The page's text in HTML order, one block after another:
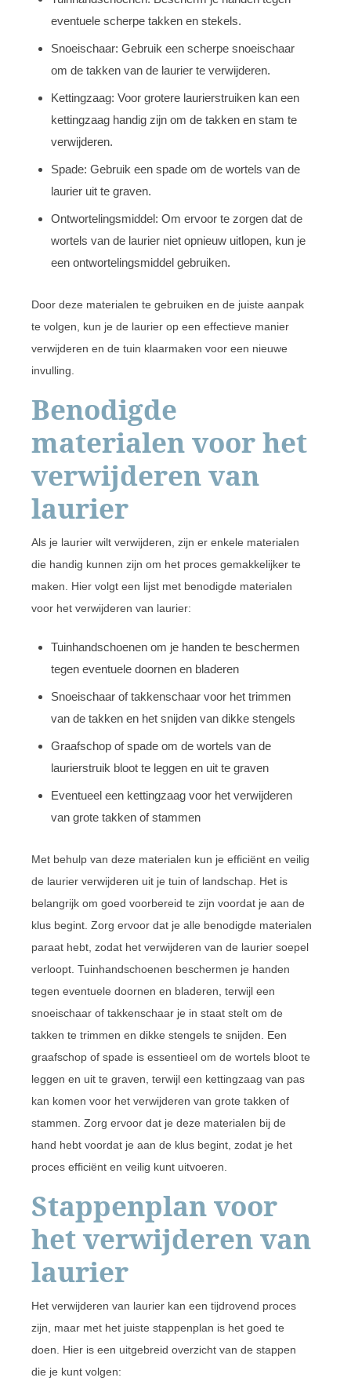
eventuele scherpe takken en stekels.
Snoeischaar: Gebruik een scherpe snoeischaar
om de takken van de laurier te verwijderen.
Kettingzaag: Voor grotere laurierstruiken kan een
kettingzaag handig zijn om de takken en stam te
verwijderen.
Spade: Gebruik een spade om de wortels van de
laurier uit te graven.
Ontwortelingsmiddel: Om ervoor te zorgen dat de
wortels van de laurier niet opnieuw uitlopen, kun je
een ontwortelingsmiddel gebruiken.
Door deze materialen te gebruiken en de juiste aanpak
te volgen, kun je de laurier op een effectieve manier
verwijderen en de tuin klaarmaken voor een nieuwe
invulling.
Benodigde
materialen voor het
verwijderen van
laurier
Als je laurier wilt verwijderen, zijn er enkele materialen
die handig kunnen zijn om het proces gemakkelijker te
maken. Hier volgt een lijst met benodigde materialen
voor het verwijderen van laurier:
Tuinhandschoenen om je handen te beschermen
tegen eventuele doornen en bladeren
Snoeischaar of takkenschaar voor het trimmen
van de takken en het snijden van dikke stengels
Graafschop of spade om de wortels van de
laurierstruik bloot te leggen en uit te graven
Eventueel een kettingzaag voor het verwijderen
van grote takken of stammen
Met behulp van deze materialen kun je efficiënt en veilig
de laurier verwijderen uit je tuin of landschap. Het is
belangrijk om goed voorbereid te zijn voordat je aan de
klus begint. Zorg ervoor dat je alle benodigde materialen
paraat hebt, zodat het verwijderen van de laurier soepel
verloopt. Tuinhandschoenen beschermen je handen
tegen eventuele doornen en bladeren, terwijl een
snoeischaar of takkenschaar je in staat stelt om de
takken te trimmen en dikke stengels te snijden. Een
graafschop of spade is essentieel om de wortels bloot te
leggen en uit te graven, terwijl een kettingzaag van pas
kan komen voor het verwijderen van grote takken of
stammen. Zorg ervoor dat je deze materialen bij de
hand hebt voordat je aan de klus begint, zodat je het
proces efficiënt en veilig kunt uitvoeren.
Stappenplan voor
het verwijderen van
laurier
Het verwijderen van laurier kan een tijdrovend proces
zijn, maar met het juiste stappenplan is het goed te
doen. Hier is een uitgebreid overzicht van de stappen
die je kunt volgen: